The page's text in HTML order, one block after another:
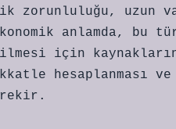
zorunluluğu, uzun
anlamda,
için
hesaplanması